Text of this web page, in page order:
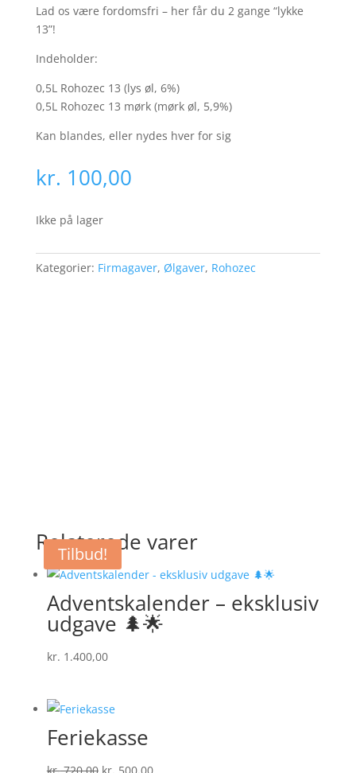
Lad os være fordomsfri – her får du 2 gange “lykke
13”!
Indeholder:
0,5L Rohozec 13 (lys øl, 6%)
0,5L Rohozec 13 mørk (mørk øl, 5,9%)
Kan blandes, eller nydes hver for sig
kr. 100,00
Ikke på lager
Kategorier: Firmagaver, Ølgaver, Rohozec
Relaterede varer
Adventskalender – eksklusiv
udgave 🌲🌟
kr. 1.400,00
Tilbud!
Feriekasse
kr.720,00 Den
kr. 500,00Den